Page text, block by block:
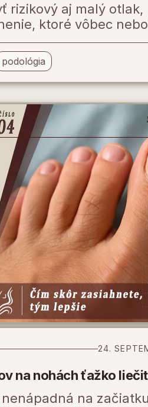
rizikový aj malý otlak,
ktoré vôbec
podológia
24.
na nohách ťažko
na